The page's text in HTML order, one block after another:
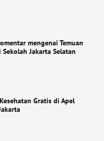
mengenai Temuan
Jakarta Selatan
Gratis di Apel